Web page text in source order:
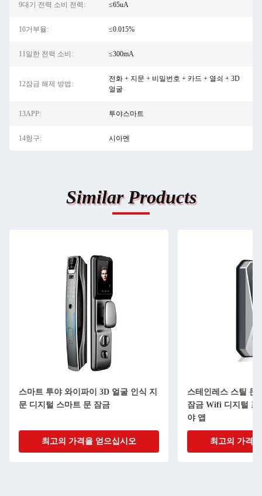
9대기 전력 소비 전력: ≤65uA
10거부율: ≤0.015%
11일한 전력 소비: ≤300mA
12잠금 해제 방법:
전화 + 지문 + 비밀번호 + 카드 + 열쇠 + 3D
얼굴
13APP: 투야스마트
14항구: 시아멘
Similar Products
스마트 투야 와이파이 3D 얼굴 인식 지
문 디지털 스마트 문 잠금
최고의 가격을 얻으십시오
스테인레스 스틸 문
잠금 Wifi 디지털 프
야 앱
최고의 가격